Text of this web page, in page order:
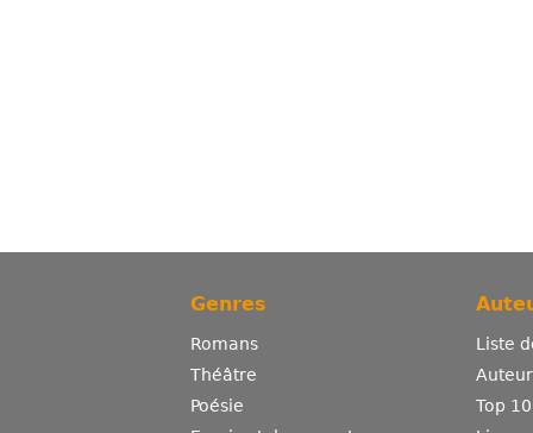
Genres
Romans
Théâtre
Poésie
Liste
Top